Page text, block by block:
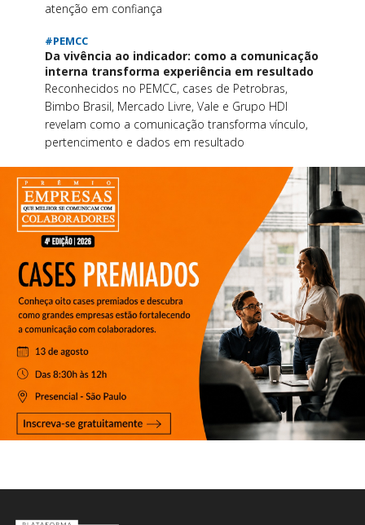
atenção em confiança
#PEMCC
Da vivência ao indicador: como a comunicação
interna transforma experiência em resultado
Reconhecidos no PEMCC, cases de Petrobras,
Bimbo Brasil, Mercado Livre, Vale e Grupo HDI
revelam como a comunicação transforma vínculo,
pertencimento e dados em resultado